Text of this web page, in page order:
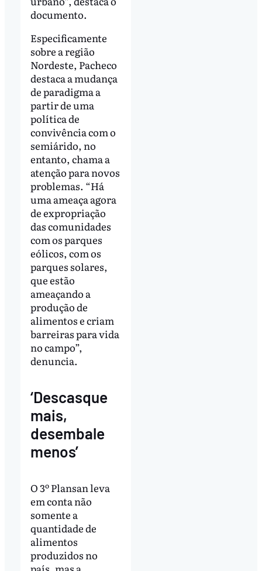
documento.
Especificamente
sobre a região
Nordeste, Pacheco
destaca a mudança
de paradigma a
partir de uma
política de
convivência com o
semiárido, no
entanto, chama a
atenção para novos
problemas. “Há
uma ameaça agora
de expropriação
das comunidades
com os parques
eólicos, com os
parques solares,
que estão
ameaçando a
produção de
alimentos e criam
barreiras para vida
no campo”,
denuncia.
‘Descasque
mais,
desembale
menos’
O 3º Plansan leva
em conta não
somente a
quantidade de
alimentos
produzidos no